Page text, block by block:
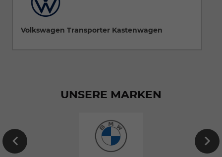
Volkswagen Transporter Kastenwagen
UNSERE MARKEN
EU-
Neuwagen